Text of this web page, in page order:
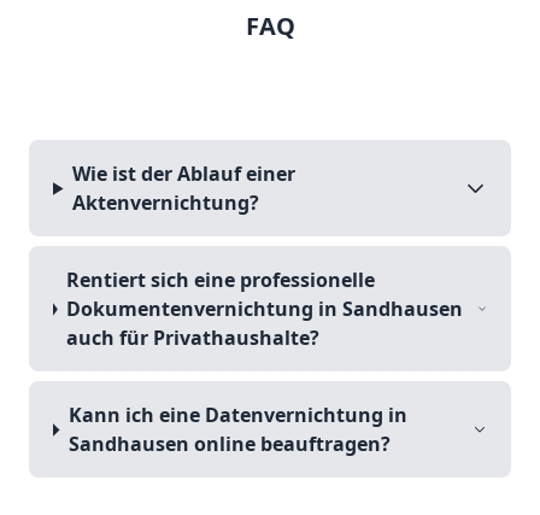
FAQ
Wie ist der Ablauf einer
Aktenvernichtung?
Rentiert sich eine professionelle
Dokumentenvernichtung in Sandhausen
auch für Privathaushalte?
Kann ich eine Datenvernichtung in
Sandhausen online beauftragen?